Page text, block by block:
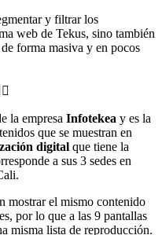
y filtrar los
web de Tekus, sino también
forma masiva y en pocos
la empresa Infotekea y es la
que se muestran en
digital que tiene la
a sus 3 sedes en
mostrar el mismo contenido
por lo que a las 9 pantallas
misma lista de reproducción.